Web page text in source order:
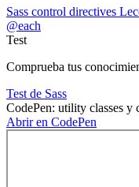
Sass control directives
@each
Test
Comprueba tus
Test de Sass
CodePen: utility classes y
Abrir en CodePen